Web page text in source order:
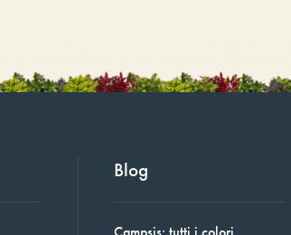
Blog